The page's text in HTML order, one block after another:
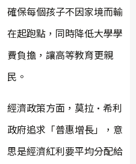
確保每個孩子不因家境而輸
在起跑點，同時降低大學學
費負擔，讓高等教育更親
民。
經濟政策方面，莫拉·希利
政府追求「普惠增長」，意
思是經濟紅利要平均分配給